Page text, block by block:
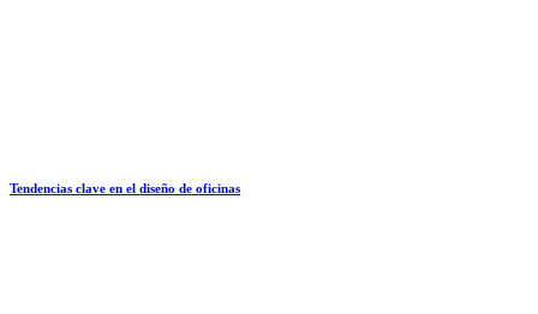
Tendencias clave en el diseño de oficinas